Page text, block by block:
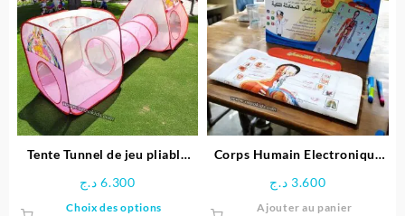
Tente Tunnel de jeu pliable
6.300 د.ج
Choix des options
Corps Humain Electronique
3.600 د.ج
Ajouter au panier